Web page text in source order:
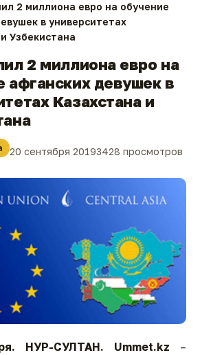
2 миллиона евро на обучение
в университетах
Узбекистана
2 миллиона евро на
афганских девушек в
Казахстана и
20 сентября 20193428 просмотров
НУР-СУЛТАН. Ummet.kz –